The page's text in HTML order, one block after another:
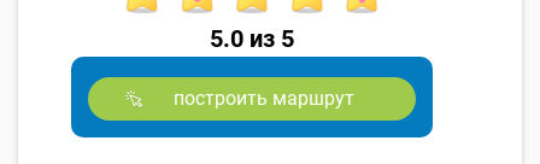
5.0 из 5
построить маршрут